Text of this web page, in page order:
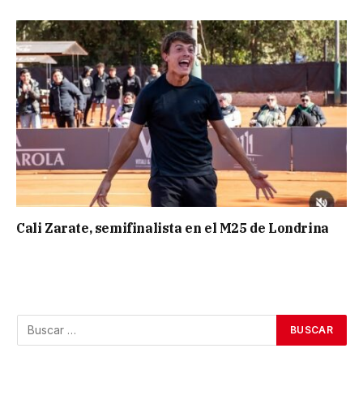
Cali Zarate, semifinalista en el M25 de Londrina